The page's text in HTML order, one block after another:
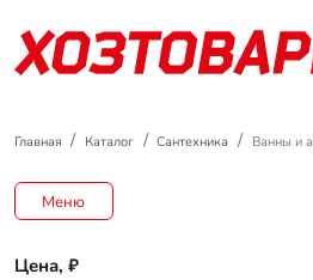
Главная Каталог Сантехника Ванны и
Меню
Цена, ₽